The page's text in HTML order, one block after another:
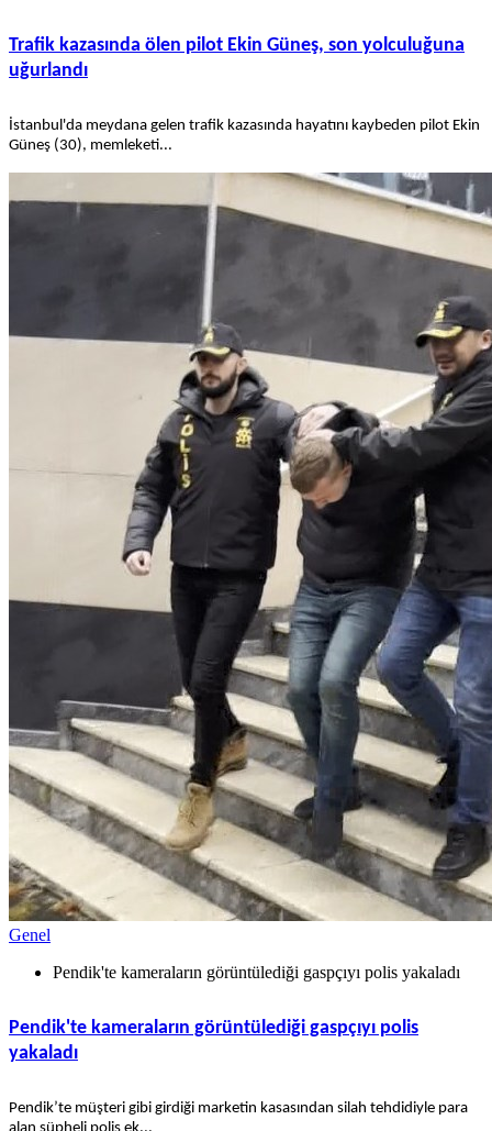
Trafik kazasında ölen pilot Ekin Güneş, son yolculuğuna
uğurlandı
İstanbul'da meydana gelen trafik kazasında hayatını kaybeden pilot Ekin
Güneş (30), memleketi...
Genel
Pendik'te kameraların görüntülediği gaspçıyı polis yakaladı
Pendik'te kameraların görüntülediği gaspçıyı polis
yakaladı
Pendik’te müşteri gibi girdiği marketin kasasından silah tehdidiyle para